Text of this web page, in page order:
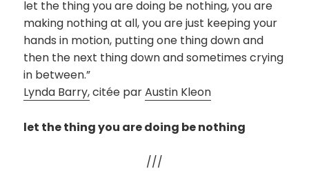
let the thing you are doing be nothing, you are
making nothing at all, you are just keeping your
hands in motion, putting one thing down and
then the next thing down and sometimes crying
in between.”
Lynda Barry,citée parAustin Kleon
let the thing you are doing be nothing
///